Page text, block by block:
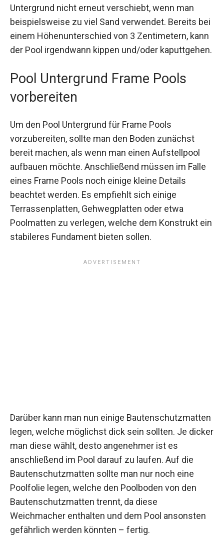
Untergrund nicht erneut verschiebt, wenn man
beispielsweise zu viel Sand verwendet. Bereits bei
einem Höhenunterschied von 3 Zentimetern, kann
der Pool irgendwann kippen und/oder kaputtgehen.
Pool Untergrund Frame Pools
vorbereiten
Um den Pool Untergrund für Frame Pools
vorzubereiten, sollte man den Boden zunächst
bereit machen, als wenn man einen Aufstellpool
aufbauen möchte. Anschließend müssen im Falle
eines Frame Pools noch einige kleine Details
beachtet werden. Es empfiehlt sich einige
Terrassenplatten, Gehwegplatten oder etwa
Poolmatten zu verlegen, welche dem Konstrukt ein
stabileres Fundament bieten sollen.
Darüber kann man nun einige Bautenschutzmatten
legen, welche möglichst dick sein sollten. Je dicker
man diese wählt, desto angenehmer ist es
anschließend im Pool darauf zu laufen. Auf die
Bautenschutzmatten sollte man nur noch eine
Poolfolie legen, welche den Poolboden von den
Bautenschutzmatten trennt, da diese
Weichmacher enthalten und dem Pool ansonsten
gefährlich werden könnten – fertig.